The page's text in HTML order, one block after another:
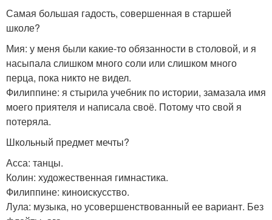
Самая большая гадость, совершенная в старшей
школе?
Мия: у меня были какие-то обязанности в столовой, и я
насыпала слишком много соли или слишком много
перца, пока никто не видел.
Филиппине: я стырила учебник по истории, замазала имя
моего приятеля и написала своё. Потому что свой я
потеряла.
Школьный предмет мечты?
Асса: танцы.
Колин: художественная гимнастика.
Филиппине: киноискусство.
Лула: музыка, но усовершенствованный ее вариант. Без